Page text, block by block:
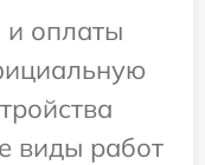
оплаты
виды работ